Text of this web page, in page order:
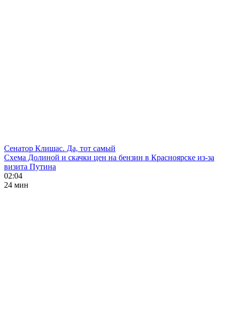
Сенатор Клишас. Да, тот самый
Схема Долиной и скачки цен на бензин в Красноярске из-за
визита Путина
02:04
24 мин